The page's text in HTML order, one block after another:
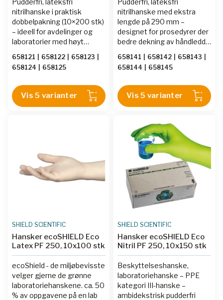
nitrilhanske i praktisk
dobbelpakning (10×200 stk)
– ideell for avdelinger og
laboratorier med høyt
lengde er den godt egnet til
medisinsk undersøkelse og
Volumforpakningen gir god
pris per hanske uten å gå på
658121 658122 658123
658124
658125
Vis 5 varianter
nitrilhanske med ekstra
lengde på 290 mm –
designet for prosedyrer der
bedre dekning av håndledd
Egnet til medisinsk
undersøkelse og
standard 240 mm hanske
ikke gir tilstrekkelig
latekssensitivitet.
658141 658142 658143
658144
658145
Vis 5 varianter
SHIELD SCIENTIFIC
Hansker ecoSHIELD Eco
Latex PF 250, 10x100 stk
ecoShield - de miljøbevisste
velger gjerne de grønne
laboratoriehanskene. ca. 50
% av oppgavene på en lab
SHIELD SCIENTIFIC
Hansker ecoSHIELD Eco
Nitril PF 250, 10x150 stk
Beskyttelseshanske,
laboratoriehanske – PPE
kategori III-hanske –
ambidekstrisk pudderfri